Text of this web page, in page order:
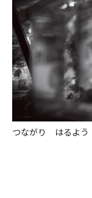
つながり はるよう